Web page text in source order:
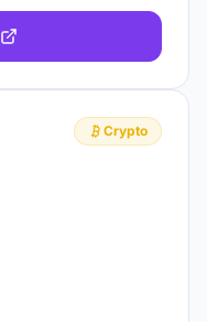
Crypto